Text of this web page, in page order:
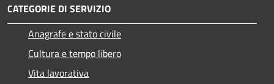
CATEGORIE DI SERVIZIO
Anagrafe e stato civile
Cultura e tempo libero
Vita lavorativa